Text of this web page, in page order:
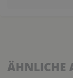
ÄHNLICHE